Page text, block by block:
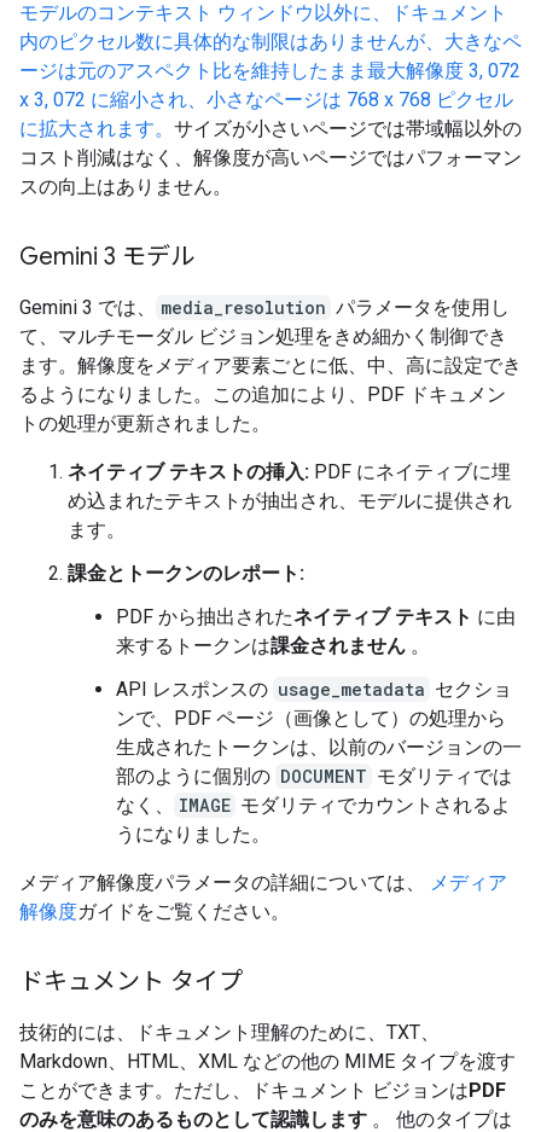
モデルのコンテキスト ウィンドウ以外に、ドキュメント
内のピクセル数に具体的な制限はありませんが、大きなペ
ージは元のアスペクト比を維持したまま最大解像度 3, 072
x 3, 072 に縮小され、小さなページは 768 x 768 ピクセル
に拡大されます。 サイズが小さいページでは帯域幅以外の
コスト削減はなく、解像度が高いページではパフォーマン
スの向上はありません。
Gemini 3 モデル
Gemini 3 では、 media_resolution パラメータを使用し
て、マルチモーダル ビジョン処理をきめ細かく制御でき
ます。解像度をメディア要素ごとに低、中、高に設定でき
るようになりました。この追加により、PDF ドキュメン
トの処理が更新されました。
ネイティブ テキストの挿入: PDF にネイティブに埋
め込まれたテキストが抽出され、モデルに提供され
ます。
課金とトークンのレポート:
PDF から抽出されたネイティブ テキスト に由
来するトークンは課金されません 。
API レスポンスの usage_metadata セクショ
ンで、PDF ページ（画像として）の処理から
生成されたトークンは、以前のバージョンの一
部のように個別の DOCUMENT モダリティでは
なく、
IMAGE モダリティでカウントされるよ
うになりました。
メディア解像度パラメータの詳細については、
メディア
解像度ガイドをご覧ください。
ドキュメント タイプ
技術的には、ドキュメント理解のために、TXT、
Markdown、HTML、XML などの他の MIME タイプを渡す
ことができます。ただし、ドキュメント ビジョンはPDF
のみを意味のあるものとして認識します 。 他のタイプは